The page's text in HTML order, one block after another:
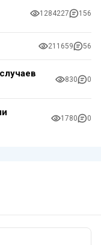
1284227 156
211659 56
830 0
1780 0